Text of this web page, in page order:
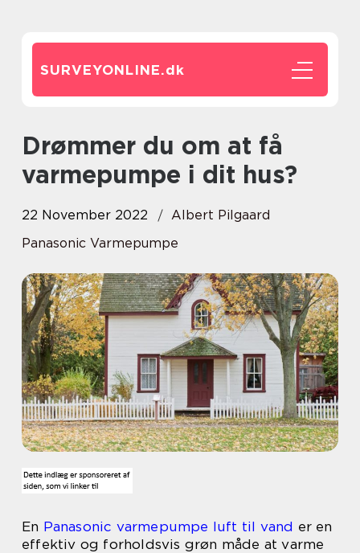
SURVEYONLINE.dk
Drømmer du om at få
varmepumpe i dit hus?
22 November 2022
Albert Pilgaard
Panasonic Varmepumpe
En Panasonic varmepumpe luft til vand er en
effektiv og forholdsvis grøn måde at varme